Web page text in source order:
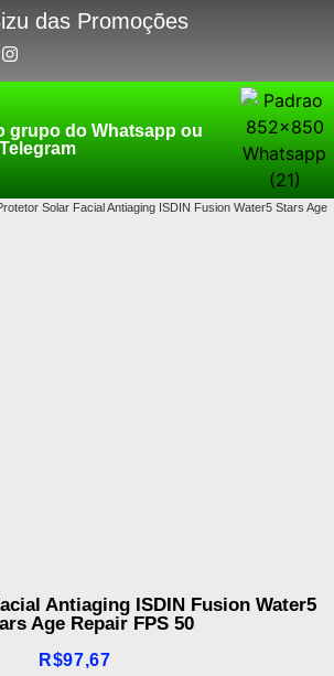
das Promoções
grupo do Whatsapp ou
Telegram
Solar Facial Antiaging ISDIN Fusion Water5 Stars Age
Antiaging ISDIN Fusion Water5
Age Repair FPS 50
R$97,67